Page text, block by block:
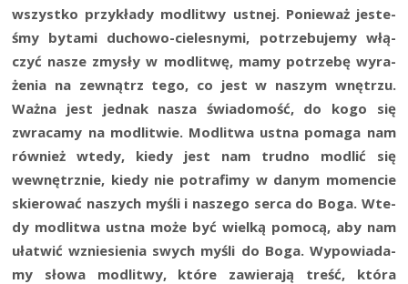
wszyst­ko przy­kła­dy modli­twy ust­nej. Ponie­waż jeste­
śmy byta­mi ducho­wo-cie­le­sny­mi, potrze­bu­je­my włą­
czyć nasze zmy­sły w modli­twę, mamy potrze­bę wyra­
że­nia na zewnątrz tego, co jest w naszym wnę­trzu.
Waż­na jest jed­nak nasza świa­do­mość, do kogo się
zwra­ca­my na modli­twie. Modli­twa ust­na poma­ga nam
rów­nież wte­dy, kie­dy jest nam trud­no modlić się
wewnętrz­nie, kie­dy nie potra­fi­my w danym momen­cie
skie­ro­wać naszych myśli i nasze­go ser­ca do Boga. Wte­
dy modli­twa ust­na może być wiel­ką pomo­cą, aby nam
uła­twić wznie­sie­nia swych myśli do Boga. Wypo­wia­da­
my sło­wa modli­twy, któ­re zawie­ra­ją treść, któ­ra